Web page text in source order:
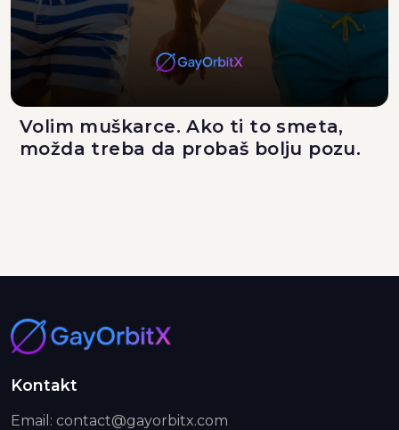
Volim muškarce. Ako ti to smeta,
možda treba da probaš bolju pozu.
Kontakt
Email: contact@gayorbitx.com